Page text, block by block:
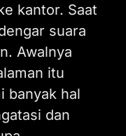
kantor. Saat
suara
Awalnya
itu
banyak hal
dan